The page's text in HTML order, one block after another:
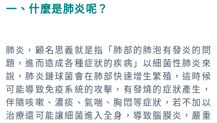
一、什麼是肺炎呢？
肺炎，顧名思義就是指「肺部的肺泡有發炎的問
題，進而造成各種症狀的疾病」以細菌性肺炎來
說，肺炎鏈球菌會在肺部快速增生繁殖，這時候
可能導致免疫系統的攻擊，有發燒的症狀產生，
伴隨咳嗽、濃痰、氣喘、胸悶等症狀，若不加以
治療還可能讓細菌進入全身，導致腦膜炎，嚴重